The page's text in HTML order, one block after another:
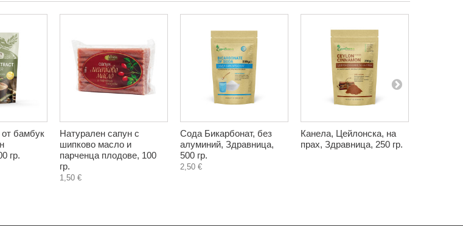
бамбук
гр.
Натурален сапун с
шипково масло и
парченца плодове, 100
гр.
1,50 €
Сода Бикарбонат, без
алуминий, Здравница,
500 гр.
2,50 €
Канела, Цейлонска, на
прах, Здравница, 250 гр.